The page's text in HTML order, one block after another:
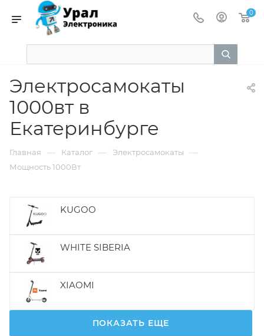
0
Электросамокаты
1000вт в
Екатеринбурге
Главная — Каталог — Электросамокаты —
Мощность 1000Вт
KUGOO
WHITE SIBERIA
XIAOMI
ПОКАЗАТЬ ЕЩЕ